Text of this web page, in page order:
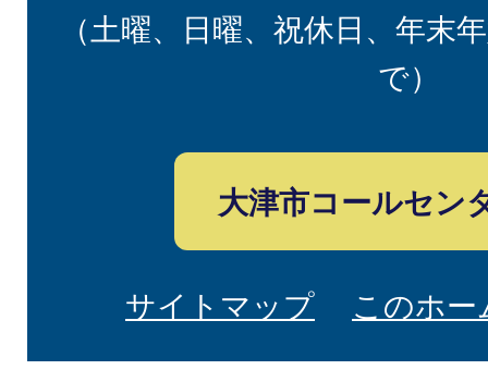
（土曜、日曜、祝休日、年末
で）
大津市コールセン
サイトマップ このホ